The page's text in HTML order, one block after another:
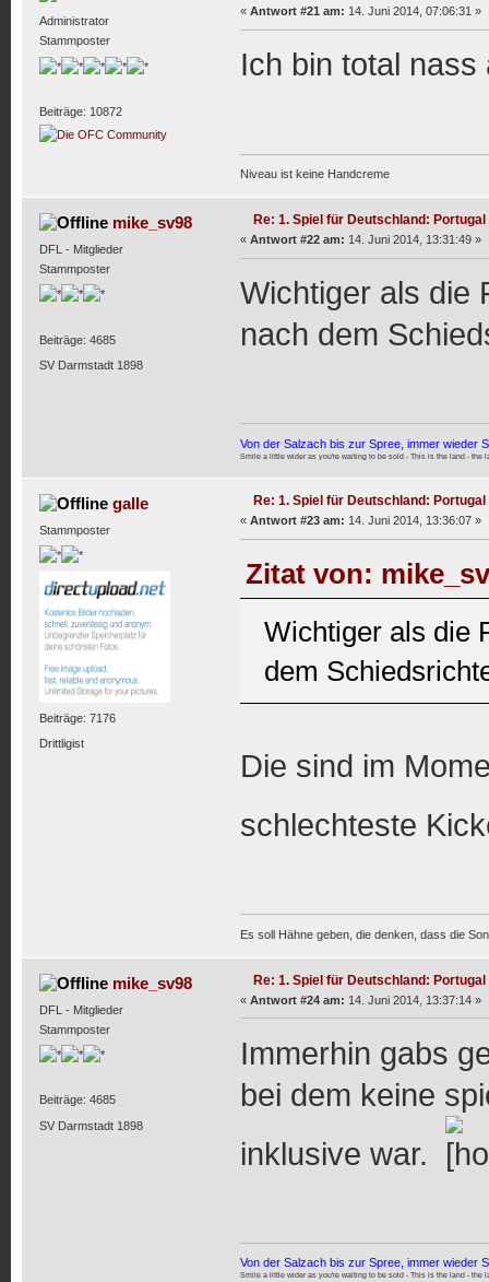
Administrator
Stammposter
Beiträge: 10872
« Antwort #21 am: 14. Juni 2014, 07:06:31 »
Ich bin total nass
Niveau ist keine Handcreme
mike_sv98
DFL - Mitglieder
Stammposter
Beiträge: 4685
SV Darmstadt 1898
Re: 1. Spiel für Deutschland: Portugal
« Antwort #22 am: 14. Juni 2014, 13:31:49 »
Wichtiger als die
nach dem
Von der Salzach bis zur Spree, immer wieder
Smile a little wider as you're waiting to be sold - This is the land - the
galle
Stammposter
Beiträge: 7176
Drittligist
Re: 1. Spiel für Deutschland: Portugal
« Antwort #23 am: 14. Juni 2014, 13:36:07 »
Zitat von:
Wichtiger als die
dem
Die sind im
schlechteste
Es soll Hähne geben, die denken, dass die
mike_sv98
DFL - Mitglieder
Stammposter
Beiträge: 4685
SV Darmstadt 1898
Re: 1. Spiel für Deutschland: Portugal
« Antwort #24 am: 14. Juni 2014, 13:37:14 »
Immerhin gabs
bei dem keine
inklusive war.
Von der Salzach bis zur Spree, immer wieder
Smile a little wider as you're waiting to be sold - This is the land - the